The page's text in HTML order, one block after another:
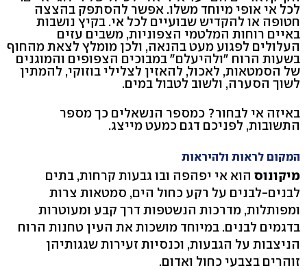
לכל אי אופי מיוחד משלו. אפשר להסתפק בהצצה
חטופה או להקדיש שבועיים לכל אי. בקיץ נושבות
באיים רוחות המלטמי הצפוניות, משבים עזים
העלולים לפגוע מעט בהנאה, ולכן מומלץ לצאת מהחוף
בשעות הרוח "ולהיעלם" במבוכים הצפופים והמוגנים
של הסמטאות, לאכול, להאזין לצלילי בוזוקי, להמתין
לשוך הסערה, ולשוב לטבול במים.
באיזה אי לבחור? כמספר הנשאלים כך מספר
התשובות, לפניכם דגם כמעט מייצג.
המקום לראות ולהיראות
מיקונוס הוא אי יפהפה ובו גבעות קרחות, בתים
לבנים-לבנים על רקע כחול הים, סמטאות צרות
ומפותלות, מדרכות הנשטפות דרך קבע ומעוטרות
בדגמים לבנים. במיוחד מושכות את העין טחנות הרוח
הניצבות על הגבעות, וכנסיות זעירות שגגותיהן
זוהרים בצבעי כחול ואדום.